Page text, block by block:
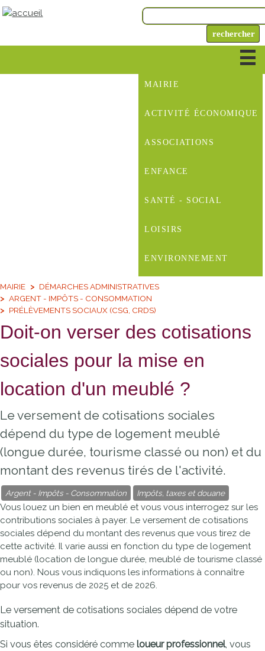
MAIRIE
ACTIVITÉ ÉCONOMIQUE
ASSOCIATIONS
ENFANCE
SANTÉ - SOCIAL
LOISIRS
ENVIRONNEMENT
MAIRIE
DÉMARCHES ADMINISTRATIVES
ARGENT - IMPÔTS - CONSOMMATION
PRÉLÈVEMENTS SOCIAUX (CSG, CRDS)
Doit-on verser des cotisations
sociales pour la mise en
location d'un meublé ?
Le versement de cotisations sociales
dépend du type de logement meublé
(longue durée, tourisme classé ou non) et du
montant des revenus tirés de l'activité.
Argent - Impôts - Consommation Impôts, taxes et douane
Vous louez un bien en meublé et vous vous interrogez sur les
contributions sociales à payer. Le versement de cotisations
sociales dépend du montant des revenus que vous tirez de
cette activité. Il varie aussi en fonction du type de logement
meublé (location de longue durée, meublé de tourisme classé
ou non). Nous vous indiquons les informations à connaître
pour vos revenus de 2025 et de 2026.
Le versement de cotisations sociales dépend de votre
situation.
Si vous êtes considéré comme loueur professionnel, vous